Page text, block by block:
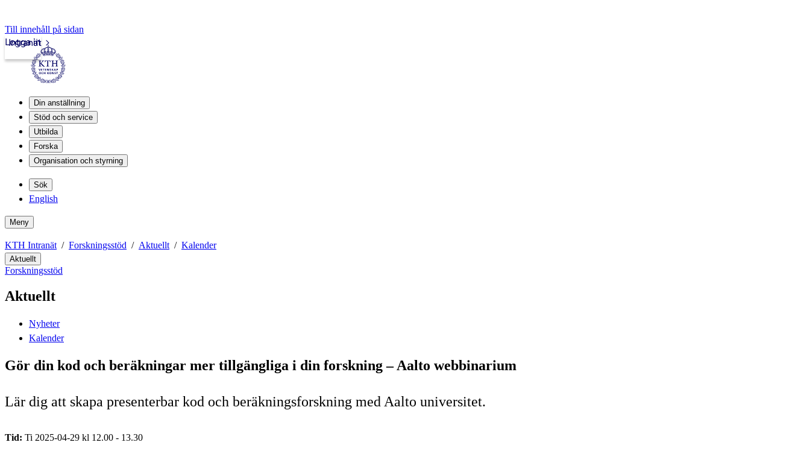
Till innehåll på sidan
Intranät
Logga in
Din anställning
Stöd och service
Utbilda
Forska
Organisation och styrning
Sök
English
Meny
KTH Intranät Forskningsstöd Aktuellt Kalender
Aktuellt
Forskningsstöd
Aktuellt
Nyheter
Kalender
Gör din kod och beräkningar mer tillgängliga i din forskning – Aalto webbinarium
Lär dig att skapa presenterbar kod och beräkningsforskning med Aalto universitet.
Tid: Ti 2025-04-29 kl 12.00 - 13.30